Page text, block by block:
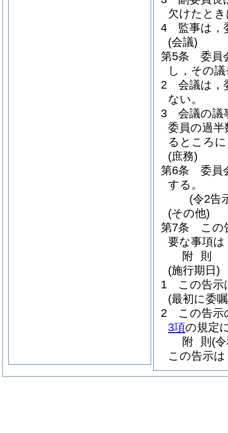
欠けたと
4
監事は，
(会議)
第5条
委員
し，その
2
会議は，
ない。
3
会議の議
委員の過
るところ
(庶務)
第6条
委員
する。
(令2告
(その他)
第7条
この
要な事項
附 則
(施行期日)
1
この告示
(最初に委
2
この告示
3項の規定
附 則 (
この告示